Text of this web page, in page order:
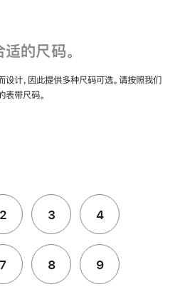
的尺码。
计，因此提供多种尺码可选。请按照我们
带尺码。
2 3 4
7 8 9